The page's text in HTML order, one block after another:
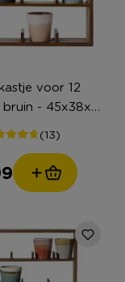
voor 12
bruin - 45x38x9
cm
(13)